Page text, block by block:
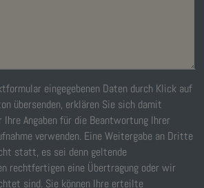
eingegebenen Daten durch Klick auf
übersenden, erklären Sie sich damit
Angaben für die Beantwortung Ihrer
verwenden. Eine Weitergabe an Dritte
statt, es sei denn geltende
rechtfertigen eine Übertragung oder wir
sind. Sie können Ihre erteilte